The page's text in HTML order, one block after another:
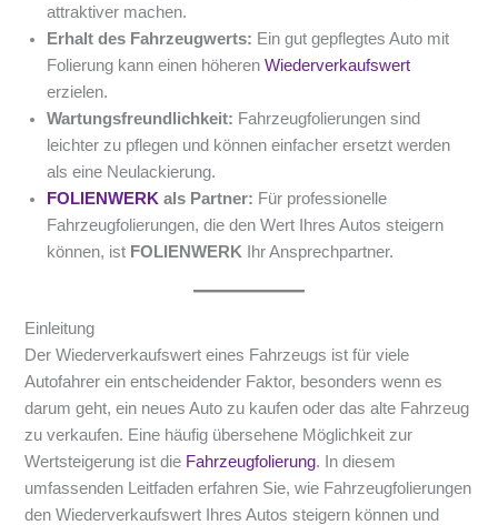
attraktiver machen.
Erhalt des Fahrzeugwerts: Ein gut gepflegtes Auto mit
Folierung kann einen höherenWiederverkaufswert
erzielen.
Wartungsfreundlichkeit: Fahrzeugfolierungen sind
leichter zu pflegen und können einfacher ersetzt werden
als eine Neulackierung.
FOLIENWERK als Partner: Für professionelle
Fahrzeugfolierungen, die den Wert Ihres Autos steigern
können, ist FOLIENWERK Ihr Ansprechpartner.
Einleitung
Der Wiederverkaufswert eines Fahrzeugs ist für viele
Autofahrer ein entscheidender Faktor, besonders wenn es
darum geht, ein neues Auto zu kaufen oder das alte Fahrzeug
zu verkaufen. Eine häufig übersehene Möglichkeit zur
Wertsteigerung ist die Fahrzeugfolierung. In diesem
umfassenden Leitfaden erfahren Sie, wie Fahrzeugfolierungen
den Wiederverkaufswert Ihres Autos steigern können und